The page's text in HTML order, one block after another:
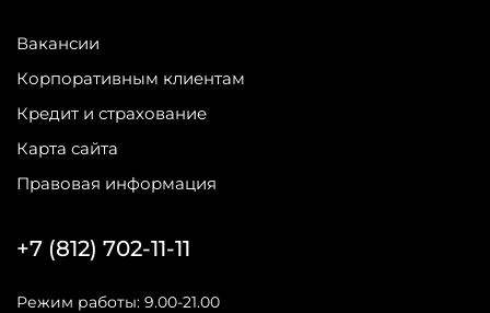
Вакансии
Корпоративным клиентам
Кредит и страхование
Карта сайта
Правовая информация
+7 (812) 702-11-11
Режим работы: 9.00-21.00